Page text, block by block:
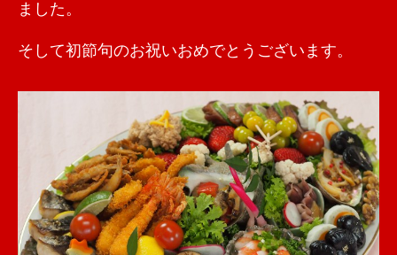
ました。
そして初節句のお祝いおめでとうございます。